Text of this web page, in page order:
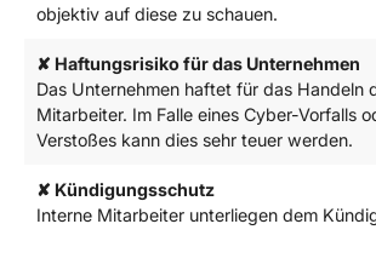
objektiv auf diese zu schauen.
✘ Haftungsrisiko für das Unternehmen
Das Unternehmen haftet für das Handeln
Mitarbeiter. Im Falle eines Cyber-Vorfalls
Verstoßes kann dies sehr teuer werden.
✘ Kündigungsschutz
Interne Mitarbeiter unterliegen dem